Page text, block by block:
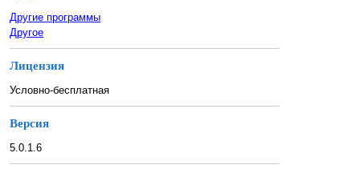
Другие программы
Другое
Лицензия
Условно-бесплатная
Версия
5.0.1.6